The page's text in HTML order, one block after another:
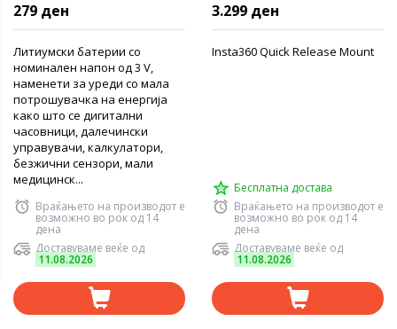
279 ден
Литиумски батерии со
номинален напон од 3 V,
наменети за уреди со мала
потрошувачка на енергија
како што се дигитални
часовници, далечински
управувачи, калкулатори,
безжични сензори, мали
медицинск...
Враќањето на производот е
возможно во рок од 14
дена
Доставуваме веќе од
11.08.2026
3.299 ден
Insta360 Quick Release Mount
Бесплатна достава
Враќањето на производот е
возможно во рок од 14
дена
Доставуваме веќе од
11.08.2026